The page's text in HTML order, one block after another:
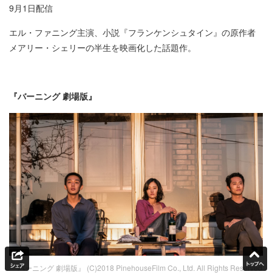
9月1日配信
エル・ファニング主演、小説『フランケンシュタイン』の原作者
メアリー・シェリーの半生を映画化した話題作。​
『バーニング 劇場版』
『バーニング 劇場版』 (C)2018 PinehouseFilm Co., Ltd. All Rights Reserved